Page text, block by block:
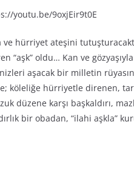
youtu.be/9oxjEir9t0E
hürriyet ateşini
“aşk” oldu… Kan ve
aşacak bir milletin
köleliğe hürriyetle direnen,
düzene karşı başkaldırı,
bir obadan, “ilahi aşkla”